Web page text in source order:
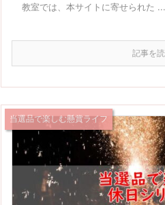
教室では、本サイトに寄せられた ...
記事を
当選品で楽しむ懸賞ライフ